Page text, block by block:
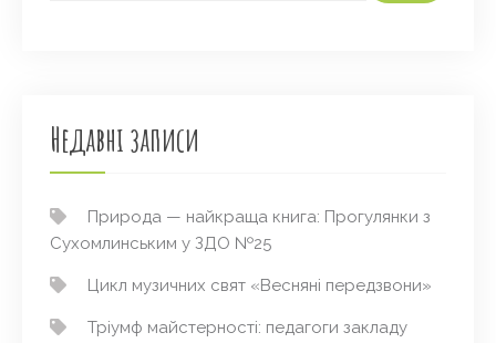
Недавні записи
Природа — найкраща книга: Прогулянки з
Сухомлинським у ЗДО №25
Цикл музичних свят «Весняні передзвони»
Тріумф майстерності: педагоги закладу